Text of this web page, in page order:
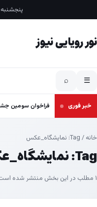
پنجشنبه، ۱۵ مرداد
نور رویایی نیوز
☰
⌕
خبر فوری فراخوان سومین
خانه / Tag: نمایشگاه_عکس
Tag:
۱ مطلب در این بخش منتشر شده است.